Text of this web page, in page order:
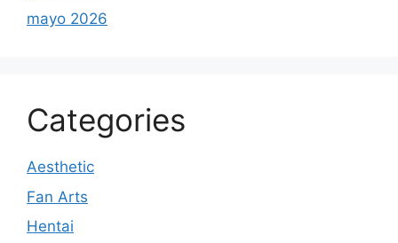
mayo 2026
Categories
Aesthetic
Fan Arts
Hentai